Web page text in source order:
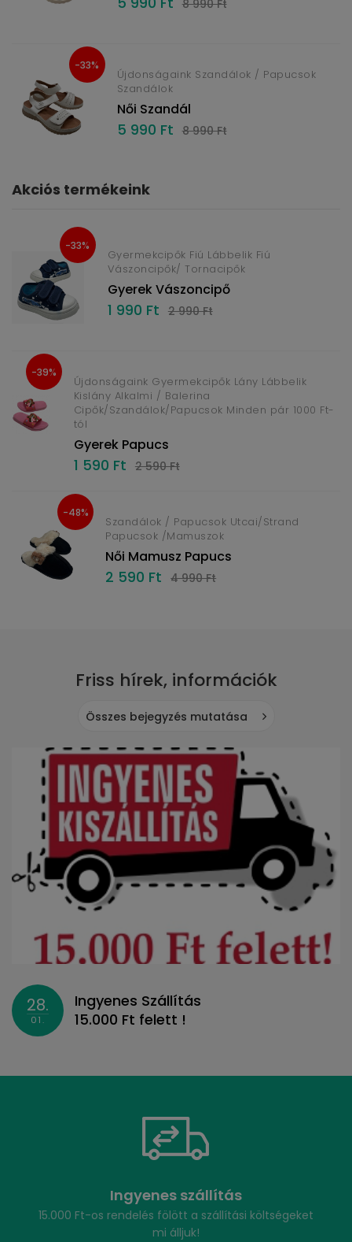
8 990 Ft
-33%
Újdonságaink Szandálok / Papucsok
Szandálok
Női Szandál
5 990 Ft 8 990 Ft
Akciós termékeink
-33%
Gyermekcipők Fiú Lábbelik Fiú
Vászoncipők/ Tornacipők
Gyerek Vászoncipő
1 990 Ft 2 990 Ft
-39%
Újdonságaink Gyermekcipők Lány Lábbelik
Kislány Alkalmi / Balerina
Cipők/Szandálok/Papucsok Minden pár 1000 Ft-
tól
Gyerek Papucs
1 590 Ft 2 590 Ft
-48%
Szandálok / Papucsok Utcai/Strand
Papucsok /Mamuszok
Női Mamusz Papucs
2 590 Ft 4 990 Ft
Friss hírek, információk
Összes bejegyzés mutatása
28.
01.
Ingyenes Szállítás
15.000 Ft felett !
Ingyenes szállítás
15.000 Ft-os rendelés fölött a szállítási költségeket
mi álljuk!